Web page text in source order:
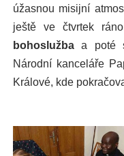
úžasnou misijní
ještě ve čtvrtek
bohoslužba a poté
Národní kanceláře
Králové, kde